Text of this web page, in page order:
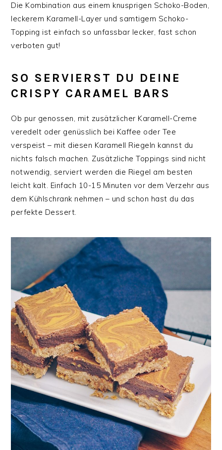
Die Kombination aus einem knusprigen Schoko-Boden,
leckerem Karamell-Layer und samtigem Schoko-
Topping ist einfach so unfassbar lecker, fast schon
verboten gut!
SO SERVIERST DU DEINE
CRISPY CARAMEL BARS
Ob pur genossen, mit zusätzlicher Karamell-Creme
veredelt oder genüsslich bei Kaffee oder Tee
verspeist – mit diesen Karamell Riegeln kannst du
nichts falsch machen. Zusätzliche Toppings sind nicht
notwendig, serviert werden die Riegel am besten
leicht kalt. Einfach 10-15 Minuten vor dem Verzehr aus
dem Kühlschrank nehmen – und schon hast du das
perfekte Dessert.